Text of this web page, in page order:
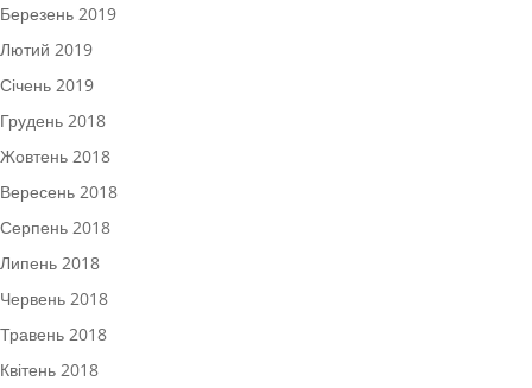
Березень 2019
Лютий 2019
Січень 2019
Грудень 2018
Жовтень 2018
Вересень 2018
Серпень 2018
Липень 2018
Червень 2018
Травень 2018
Квітень 2018